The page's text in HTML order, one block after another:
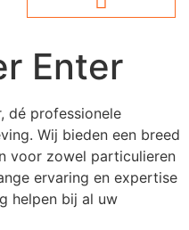
Enter
dé professionele
Wij bieden een breed
voor zowel particulieren
ervaring en expertise
helpen bij al uw